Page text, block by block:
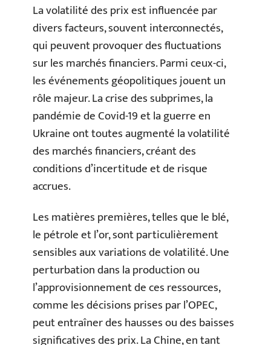
La volatilité des prix est influencée par
divers facteurs, souvent interconnectés,
qui peuvent provoquer des fluctuations
sur les marchés financiers. Parmi ceux-ci,
les événements géopolitiques jouent un
rôle majeur. La crise des subprimes, la
pandémie de Covid-19 et la guerre en
Ukraine ont toutes augmenté la volatilité
des marchés financiers, créant des
conditions d’incertitude et de risque
accrues.
Les matières premières, telles que le blé,
le pétrole et l’or, sont particulièrement
sensibles aux variations de volatilité. Une
perturbation dans la production ou
l’approvisionnement de ces ressources,
comme les décisions prises par l’OPEC,
peut entraîner des hausses ou des baisses
significatives des prix. La Chine, en tant